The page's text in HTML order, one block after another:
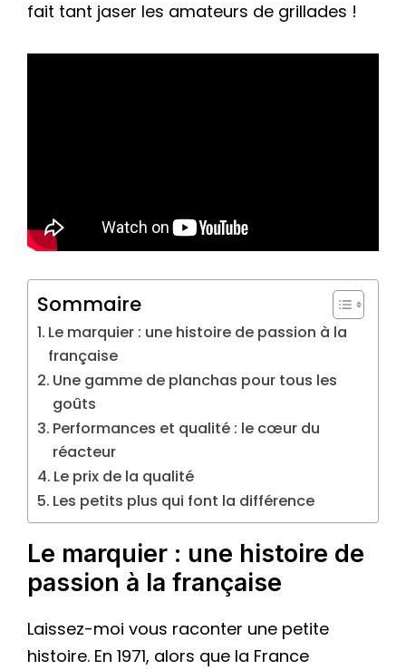
fait tant jaser les amateurs de grillades !
Sommaire
Le marquier : une histoire de passion à la
française
Une gamme de planchas pour tous les
goûts
Performances et qualité : le cœur du
réacteur
Le prix de la qualité
Les petits plus qui font la différence
Le marquier : une histoire de
passion à la française
Laissez-moi vous raconter une petite
histoire. En 1971, alors que la France